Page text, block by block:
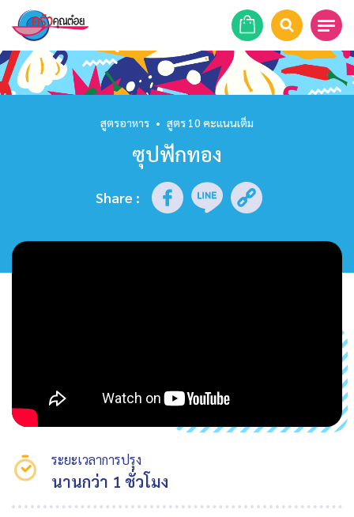
หน้าแรก
รายการย้อนหลัง
สูตรอาหาร • สูตร 10 คะแนนเต็ม
ซุปฟักทอง
Share :
ระยะเวลาการปรุง
นานกว่า 1 ชั่วโมง